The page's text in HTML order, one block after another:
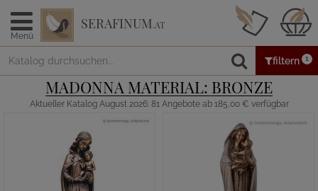
Menü
SERAFINUM.AT
filtern 1
MADONNA MATERIAL: BRONZE
Aktueller Katalog August 2026: 81 Angebote ab 185,00 € verfügbar